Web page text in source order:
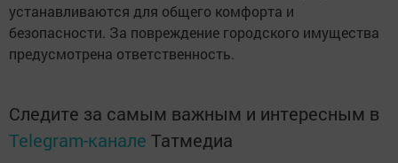
устанавливаются для общего комфорта и
безопасности. За повреждение городского имущества
предусмотрена ответственность.
Следите за самым важным и интересным в
Telegram-канале Татмедиа